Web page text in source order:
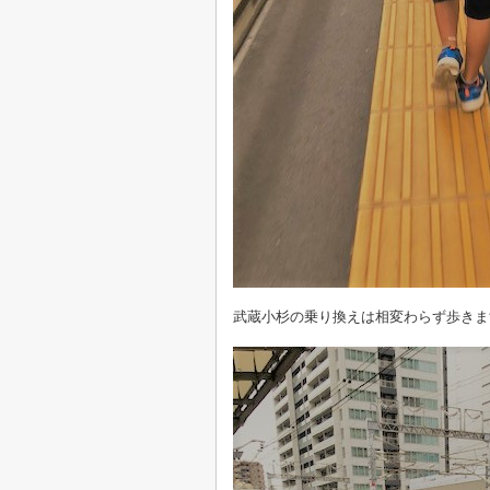
武蔵小杉の乗り換えは相変わらず歩き